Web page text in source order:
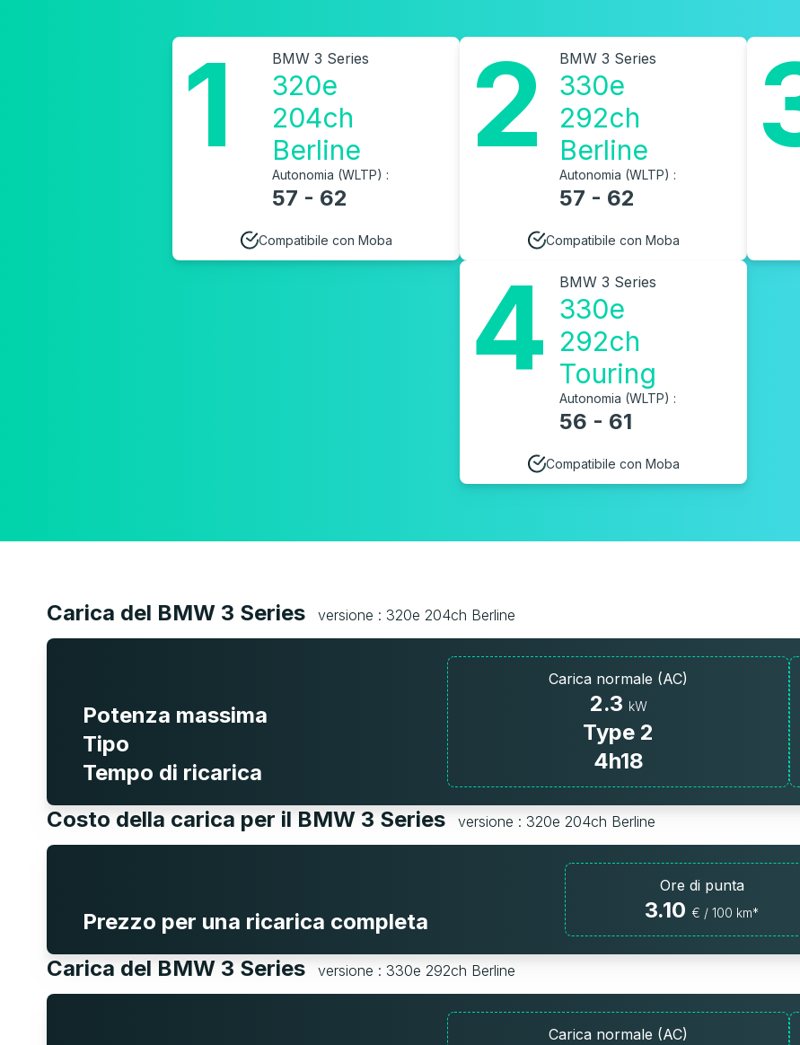
1 BMW 3 Series
320e
204ch
Berline
Autonomia (WLTP) :
57 - 62
Compatibile con Moba
2 BMW 3 Series
330e
292ch
Berline
Autonomia (WLTP) :
57 - 62
Compatibile con Moba
4 BMW 3 Series
330e
292ch
Touring
Autonomia (WLTP) :
56 - 61
Compatibile con Moba
Carica del BMW 3 Series versione : 320e 204ch Berline
Potenza massima
Tipo
Tempo di ricarica
Carica normale (AC)
2.3 kW
Type 2
4h18
Costo della carica per il BMW 3 Series versione : 320e 204ch Berline
Prezzo per una ricarica completa
Ore di punta
3.10 € / 100 km*
Carica del BMW 3 Series versione : 330e 292ch Berline
Carica normale (AC)